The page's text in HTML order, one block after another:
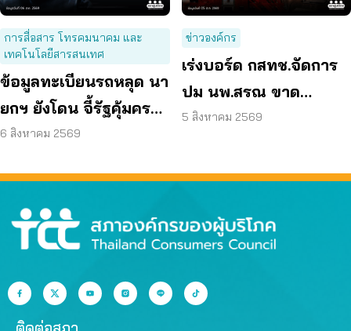
การสื่อสาร โทรคมนาคม และ
เทคโนโลยีสารสนเทศ
ข้อมูลทะเบียนรถหลุด นา
ยกฯ ยังโดน จี้รัฐคุ้มครอง
ข้อมูลส่วนบุคคล
6 สิงหาคม 2569
ข่าวองค์กร
เร่งบอร์ด กสทช.จัดการ
ปม นพ.สรณ ขาด
คุณสมบัติ ตามมติ
5 สิงหาคม 2569